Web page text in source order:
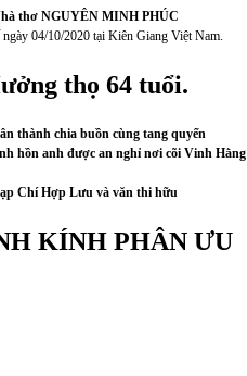
thơ NGUYÊN MINH PHÚC
ngày 04/10/2020 tại Kiên Giang Việt Nam.
thọ 64 tuổi.
thành chia buồn cùng tang quyến
hồn anh được an nghỉ nơi cõi Vinh Hằng
Chí Hợp Lưu và văn thi hữu
KÍNH PHÂN ƯU